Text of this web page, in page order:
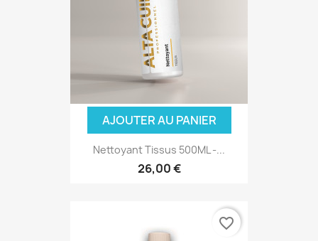
AJOUTER AU PANIER
Nettoyant Tissus 500ML -...
26,00 €
favorite_border